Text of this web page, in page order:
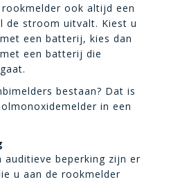
ook altijd een
de stroom uitvalt. Kiest u
een batterij, kies dan
een batterij die
bestaan? Dat is
in een
auditieve beperking zijn er
u aan de rookmelder